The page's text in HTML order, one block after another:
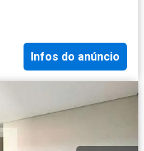
Infos do anúncio